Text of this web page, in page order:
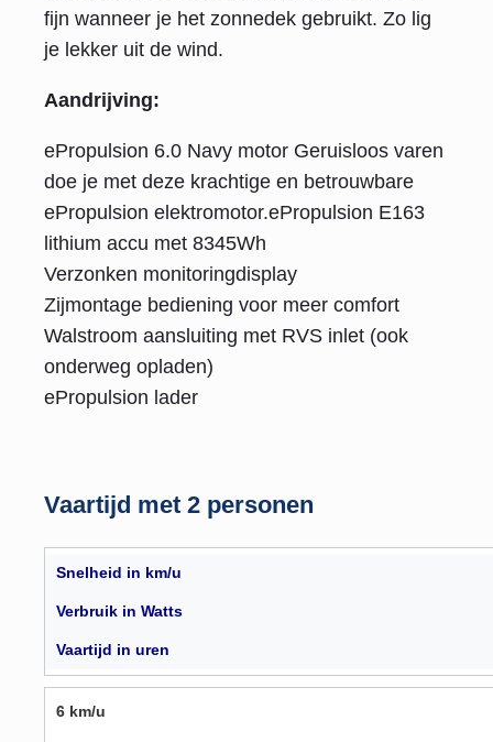
fijn wanneer je het zonnedek gebruikt. Zo lig
je lekker uit de wind.
Aandrijving:
ePropulsion 6.0 Navy motor Geruisloos varen
doe je met deze krachtige en betrouwbare
ePropulsion elektromotor.ePropulsion E163
lithium accu met 8345Wh
Verzonken monitoringdisplay
Zijmontage bediening voor meer comfort
Walstroom aansluiting met RVS inlet (ook
onderweg opladen)
ePropulsion lader
Vaartijd met 2 personen
Snelheid in km/u
Verbruik in Watts
Vaartijd in uren
6 km/u